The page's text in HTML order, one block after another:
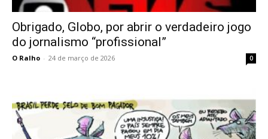
Obrigado, Globo, por abrir o verdadeiro jogo
do jornalismo “profissional”
O Ralho - 24 de março de 2026 0